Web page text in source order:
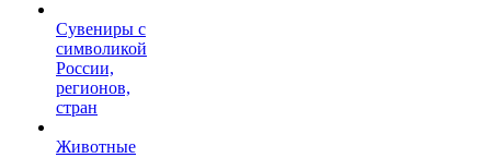
Сувениры с
символикой
России,
регионов,
стран
Животные